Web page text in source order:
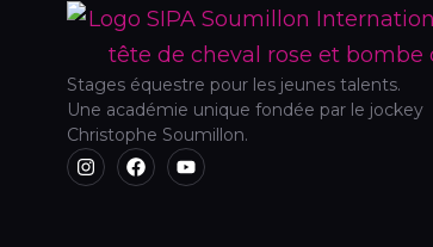
Stages équestre pour les jeunes talents.
Une académie unique fondée par le jockey
Christophe Soumillon.